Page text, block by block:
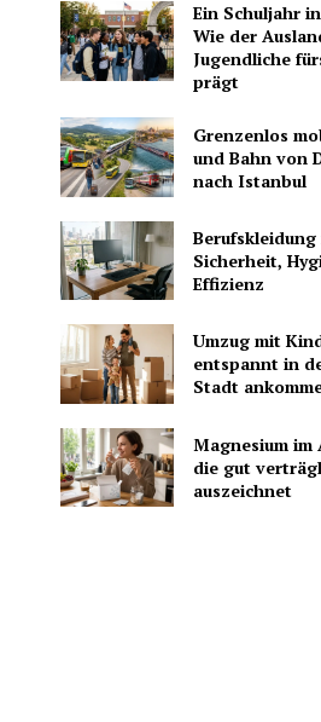
Ein Schuljahr
Wie der
Jugendliche
prägt
Grenzenlos
und Bahn von
nach Istanbul
Sicherheit,
Effizienz
Umzug mit
entspannt in
Stadt
Magnesium im
die gut
auszeichnet